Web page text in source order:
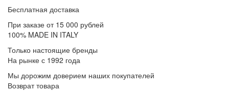
Бесплатная доставка
При заказе от 15 000 рублей
100% MADE IN ITALY
Только настоящие бренды
На рынке с 1992 года
Мы дорожим доверием наших покупателей
Возврат товара